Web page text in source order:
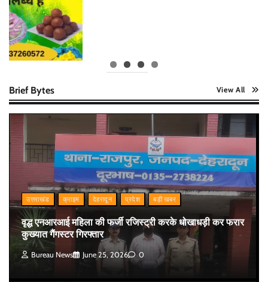
Brief Bytes View All
उत्तराखंड क्राइम देहरादून प्रदेश बड़ी खबर
वृद्ध एनआरआई महिला की फर्जी रजिस्ट्री करके धोखाधड़ी कर फरार
कुख्यात गैंगस्टर गिरफ्तार
Bureau News June 25, 2026 0